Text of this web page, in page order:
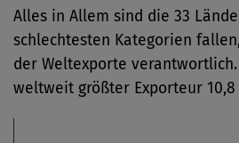
Alles in Allem sind die 33
schlechtesten Kategorien
der Weltexporte
weltweit größter Exporteur 10,8